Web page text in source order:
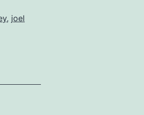
, joel